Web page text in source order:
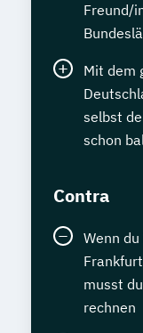
Freund/
Mit dem
selbst
schon
Contra
Wenn
musst
rechnen